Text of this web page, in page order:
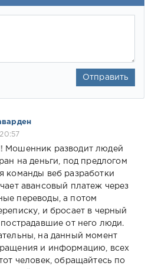
Отправить
разводит людей
на деньги, под предлогом
команды веб разработки
авансовый платеж через
переводы, а потом
и бросает в черный
от него люди.
на данный момент
и информацию, всех
человек, обращайтесь по